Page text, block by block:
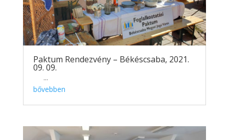
Paktum Rendezvény – Békéscsaba, 2021.
09. 09.
...
bővebben